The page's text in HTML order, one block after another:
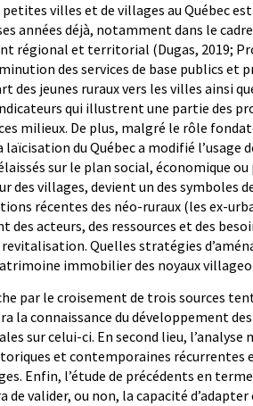
villes et de villages au Québec
années déjà, notamment dans le cadre
régional et territorial (Dugas, 2019;
des services de base publics et
des jeunes ruraux vers les villes ainsi
qui illustrent une partie des
milieux. De plus, malgré le rôle
laïcisation du Québec a modifié l’usage
sur le plan social, économique
des villages, devient un des symboles
récentes des néo-ruraux (les ex-
des acteurs, des ressources et des
Quelles stratégies
immobilier des noyaux
par le croisement de trois sources
la connaissance du développement des
sur celui-ci. En second lieu,
et contemporaines récurrentes
Enfin, l’étude de précédents en
valider, ou non, la capacité